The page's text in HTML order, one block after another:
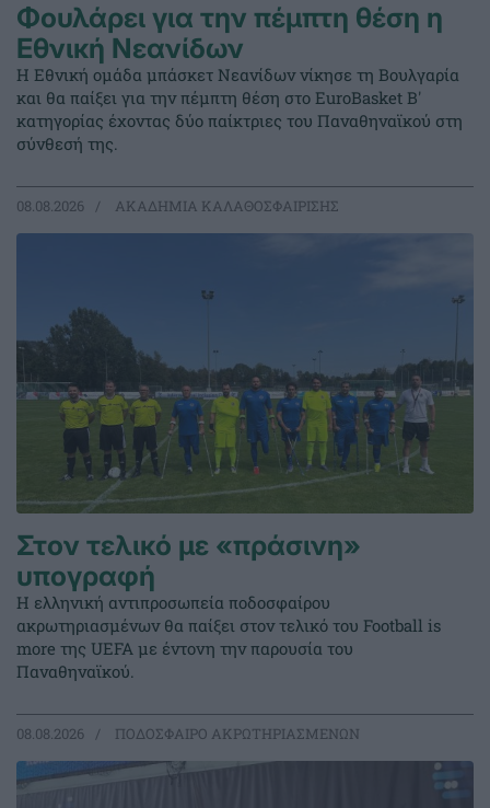
Φουλάρει για την πέμπτη θέση η
Εθνική Νεανίδων
Η Εθνική ομάδα μπάσκετ Νεανίδων νίκησε τη Βουλγαρία
και θα παίξει για την πέμπτη θέση στο EuroBasket Β'
κατηγορίας έχοντας δύο παίκτριες του Παναθηναϊκού στη
σύνθεσή της.
08.08.2026 ΑΚΑΔΗΜΙΑ ΚΑΛΑΘΟΣΦΑΙΡΙΣΗΣ
Στον τελικό με «πράσινη»
υπογραφή
Η ελληνική αντιπροσωπεία ποδοσφαίρου
ακρωτηριασμένων θα παίξει στον τελικό του Football is
more της UEFA με έντονη την παρουσία του
Παναθηναϊκού.
08.08.2026 ΠΟΔΟΣΦΑΙΡΟ ΑΚΡΩΤΗΡΙΑΣΜΕΝΩΝ